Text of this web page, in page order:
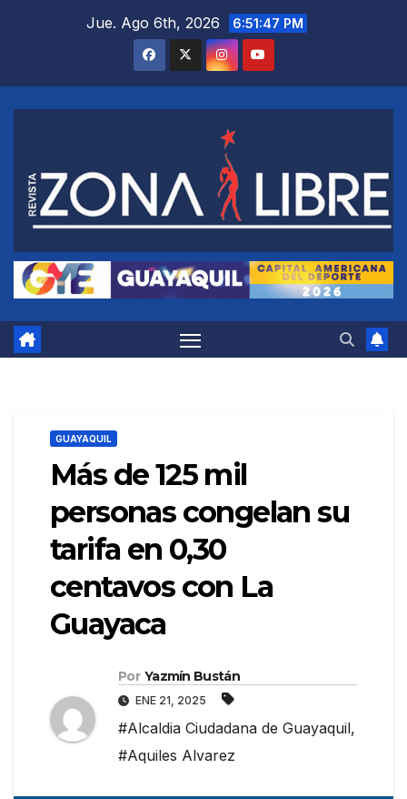
Jue. Ago 6th, 2026 6:51:47 PM
GUAYAQUIL
Más de 125 mil
personas congelan su
tarifa en 0,30
centavos con La
Guayaca
Por Yazmín Bustán
ENE 21, 2025
#Alcaldia Ciudadana de Guayaquil,
#Aquiles Alvarez